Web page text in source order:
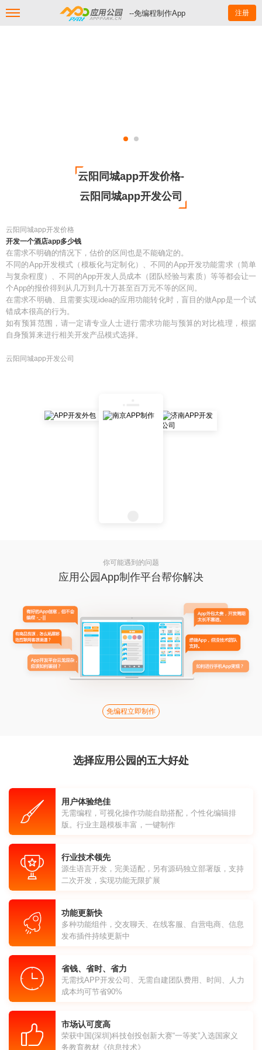
--免编程制作App 注册
云阳同城app开发价格-
云阳同城app开发公司
云阳同城app开发价格
开发一个酒店app多少钱
在需求不明确的情况下，估价的区间也是不能确定的。
不同的App开发模式（模板化与定制化）、不同的App开发功能需求（简单
与复杂程度）、不同的App开发人员成本（团队经验与素质）等等都会让一
个App的报价得到从几万到几十万甚至百万元不等的区间。
在需求不明确、且需要实现idea的应用功能转化时，盲目的做App是一个试
错成本很高的行为。
如有预算范围，请一定请专业人士进行需求功能与预算的对比梳理，根据
自身预算来进行相关开发产品模式选择。
云阳同城app开发公司
你可能遇到的问题
应用公园App制作平台帮你解决
免编程立即制作
选择应用公园的五大好处
用户体验绝佳
无需编程，可视化操作功能自助搭配，个性化编辑排
版。行业主题模板丰富，一键制作
行业技术领先
源生语言开发，完美适配，另有源码独立部署版，支持
二次开发，实现功能无限扩展
功能更新快
多种功能组件，交友聊天、在线客服、自营电商、信息
发布插件持续更新中
省钱、省时、省力
无需找APP开发公司、无需自建团队费用、时间、人力
成本均可节省90%
市场认可度高
荣获中国(深圳)科技创投创新大赛“一等奖”入选国家义
务教育教材《信息技术》